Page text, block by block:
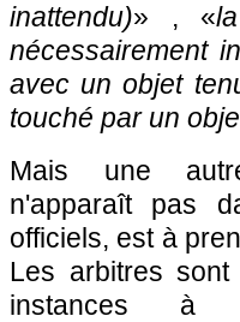
inattendu)» , «
nécessairement
avec un objet
touché par un
Mais une
n'apparaît pas
officiels, est à
Les arbitres
instances à